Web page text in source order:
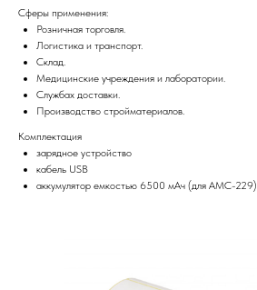
Сферы применения:
Розничная торговля.
Логистика и транспорт.
Склад.
Медицинские учреждения и лаборатории.
Службах доставки.
Производство стройматериалов.
Комплектация
зарядное устройство
кабель USB
аккумулятор емкостью 6500 мАч (для AMC-229)